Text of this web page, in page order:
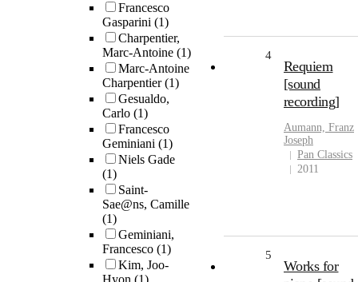
Francesco
Gasparini (1)
Charpentier,
Marc-Antoine (1)
Marc-Antoine
Charpentier(1)
Gesualdo,
Carlo (1)
Francesco
Geminiani (1)
Niels Gade
(1)
Saint-
Sae@ns, Camille
(1)
Geminiani,
Francesco (1)
Kim, Joo-
4
Requiem
[sound
recording]
Aumann, Franz
Joseph
Pan Classics
2011
5
Works for